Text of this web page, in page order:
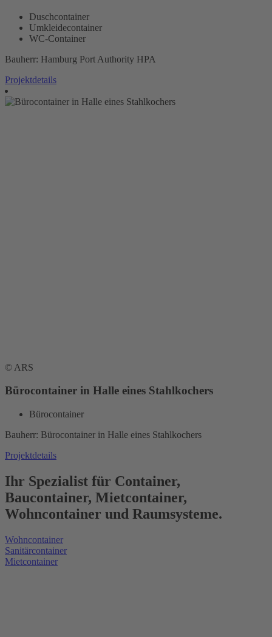
Duschcontainer
Umkleidecontainer
WC-Container
Bauherr: Hamburg Port Authority HPA
Projektdetails
© ARS
Bürocontainer in Halle eines Stahlkochers
Bürocontainer
Bauherr: Bürocontainer in Halle eines Stahlkochers
Projektdetails
Ihr Spezialist für Container,
Baucontainer, Mietcontainer,
Wohncontainer und Raumsysteme.
Wohncontainer
Sanitärcontainer
Mietcontainer